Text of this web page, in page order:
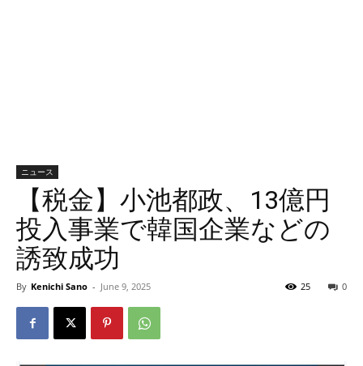
ニュース
【税金】小池都政、13億円
投入事業で韓国企業などの
誘致成功
By Kenichi Sano - June 9, 2025 0
25